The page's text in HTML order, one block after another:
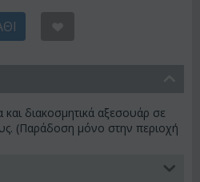
διακοσμητικά αξεσουάρ σε
(Παράδοση μόνο στην περιοχή